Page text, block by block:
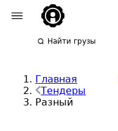
Найти грузы
Главная
Тендеры
Разный